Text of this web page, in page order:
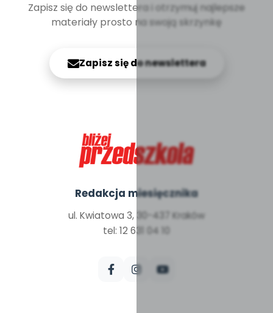
Zapisz się do newslettera i otrzymuj najlepsze
materiały prosto na swoją skrzynkę
Zapisz się do newslettera
Redakcja miesięcznika
ul. Kwiatowa 3, 30-437 Kraków
tel: 12 631 04 10